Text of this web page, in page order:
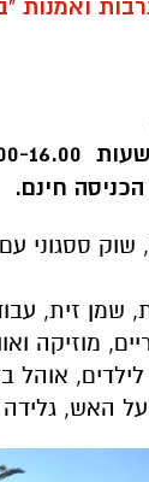
ואמנות
חינם.
ססגוני
שמן זית,
מוזיקה
אוהל
האש,